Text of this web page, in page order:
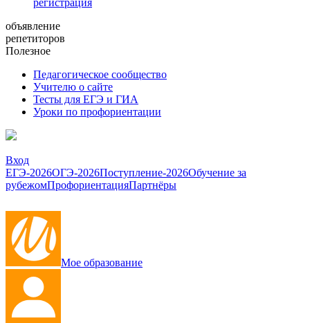
объявление
репетиторов
Полезное
Педагогическое сообщество
Учителю о сайте
Тесты для ЕГЭ и ГИА
Уроки по профориентации
Вход
ЕГЭ-2026ОГЭ-2026Поступление-2026Обучение за
рубежомПрофориентацияПартнёры
Мое образование